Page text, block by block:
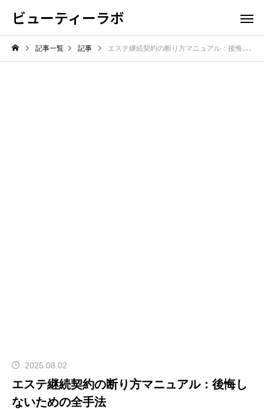
ビューティーラボ
記事一覧 記事 エステ継続契約の断り方マニュアル：後悔しないための全手法
2025.08.02
エステ継続契約の断り方マニュアル：後悔し
ないための全手法